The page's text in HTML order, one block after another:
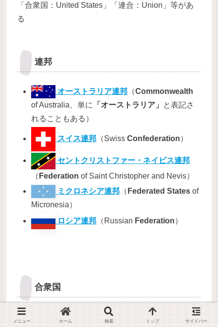
「合衆国：United States」「連合：Union」等があ
る
連邦
オーストラリア連邦 （Commonwealth
of Australia、単に
「オーストラリア」 と表記さ
れることもある）
スイス連邦 （SwissConfederation）
セントクリストファー・ネイビス連邦
（ Federation of Saint Christopher and Nevis）
ミクロネシア連邦 （ Federated States of
Micronesia）
ロシア連邦 （Russian Federation）
合衆国
字義からは「合州国」の訳の方が適切と言われるが
メニュー ホーム 検索 トップ サイドバー